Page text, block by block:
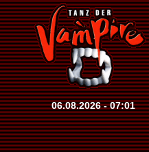
06.08.2026 - 07:01